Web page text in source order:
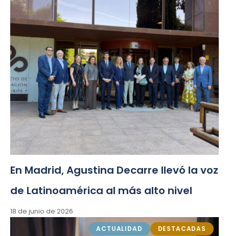
En Madrid, Agustina Decarre llevó la voz
de Latinoamérica al más alto nivel
18 de junio de 2026
ACTUALIDAD DESTACADAS